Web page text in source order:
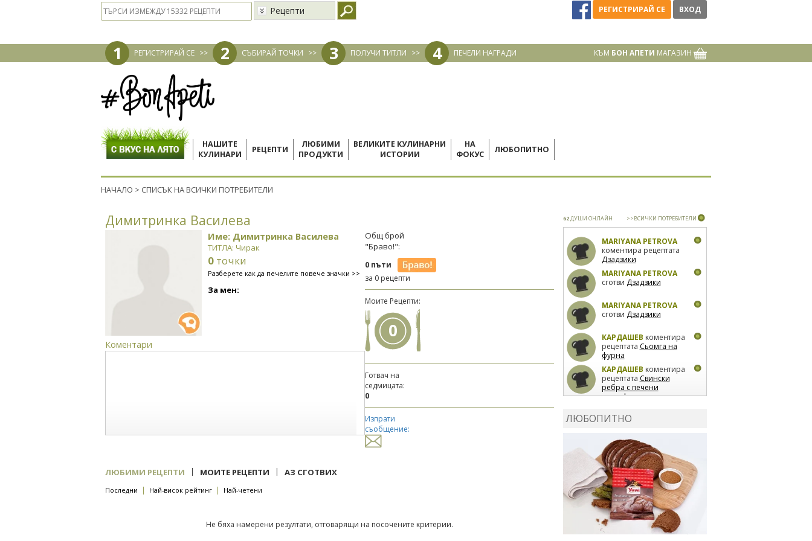
Рецепти РЕГИСТРИРАЙ СЕ ВХОД
1 РЕГИСТРИРАЙ СЕ >> 2 СЪБИРАЙ ТОЧКИ >> 3 ПОЛУЧИ ТИТЛИ >> 4 ПЕЧЕЛИ НАГРАДИ КЪМ БОН АПЕТИ МАГАЗИН
НАШИТЕ
КУЛИНАРИ
РЕЦЕПТИ
ЛЮБИМИ
ПРОДУКТИ
ВЕЛИКИТЕ КУЛИНАРНИ
ИСТОРИИ
НА
ФОКУС
ЛЮБОПИТНО
НАЧАЛО > СПИСЪК НА ВСИЧКИ ПОТРЕБИТЕЛИ
Димитринка Василева
Име: Димитринка Василева
ТИТЛА: Чирак
0 точки
Разберете как да печелите повече значки >>
За мен:
Коментари
Общ брой
"Браво!":
0 пъти
за 0 рецепти
Моите Рецепти:
0
Готвач на
седмицата:
0
Изпрати
съобщение:
ЛЮБИМИ РЕЦЕПТИ | МОИТЕ РЕЦЕПТИ | АЗ СГОТВИХ
Последни | Най-висок рейтинг | Най-четени
Не бяха намерени резултати, отговарящи на посочените критерии.
62ДУШИ ОНЛАЙН >>ВСИЧКИ ПОТРЕБИТЕЛИ
MARIYANA PETROVA
коментира рецептата
Дзадзики
MARIYANA PETROVA
сготви Дзадзики
MARIYANA PETROVA
сготви Дзадзики
КАРДАШЕВ коментира
рецептата Сьомга на
фурна
КАРДАШЕВ коментира
рецептата Свински
ребра с печени
картофи
лимон
коментира рецептата
Киноа със зеленчуци
ЛЮБОПИТНО